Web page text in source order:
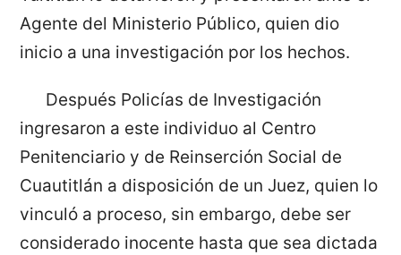
Agente del Ministerio Público, quien dio
inicio a una investigación por los hechos.
Después Policías de Investigación
ingresaron a este individuo al Centro
Penitenciario y de Reinserción Social de
Cuautitlán a disposición de un Juez, quien lo
vinculó a proceso, sin embargo, debe ser
considerado inocente hasta que sea dictada